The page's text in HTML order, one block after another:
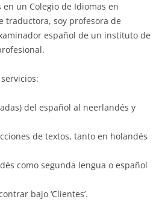
un Colegio de Idiomas en
traductora, soy profesora de
español de un instituto de
del español al neerlandés y
de textos, tanto en holandés
como segunda lengua o español
bajo ‘Clientes’.